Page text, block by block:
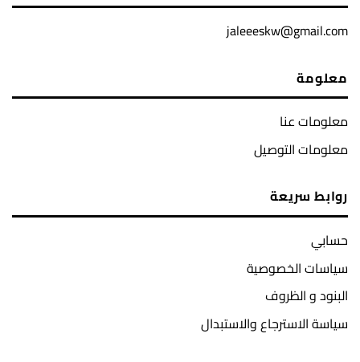
jaleeeskw@gmail.com
معلومة
معلومات عنا
معلومات التوصيل
روابط سريعة
حسابي
سياسات الخصوصية
البنود و الظروف
سياسة الاسترجاع والاستبدال